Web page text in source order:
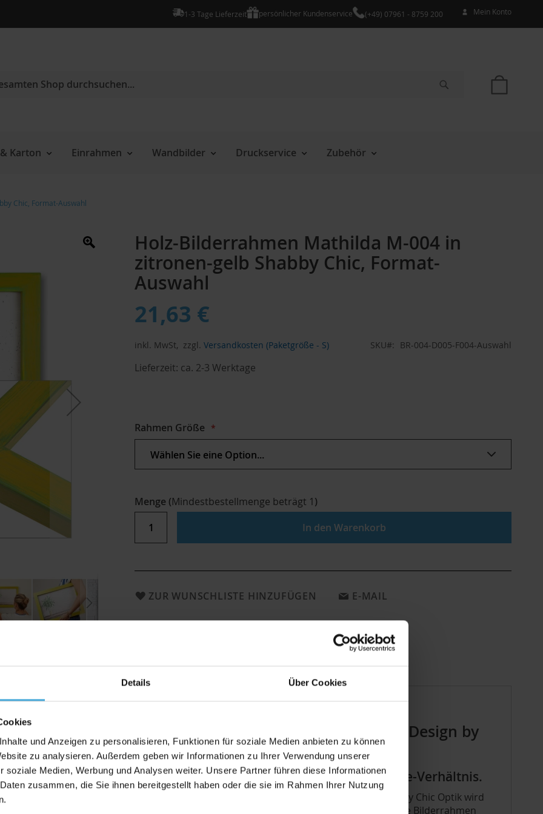
Details Über Cookies
und Anzeigen zu personalisieren, Funktionen für soziale Medien anbieten zu können
zu analysieren. Außerdem geben wir Informationen zu Ihrer Verwendung unserer
soziale Medien, Werbung und Analysen weiter. Unsere Partner führen diese Informationen
zusammen, die Sie ihnen bereitgestellt haben oder die sie im Rahmen Ihrer Nutzung
1-3 Tage Lieferzeit persönlicher Kundenservice (+49) 07961 - 8759 200 Mein Konto
Karton Einrahmen Wandbilder Druckservice Zubehör
Chic, Format-Auswahl
Holz-Bilderrahmen Mathilda M-004 in
zitronen-gelb Shabby Chic, Format-
Auswahl
21,63 €
inkl. MwSt, zzgl. Versandkosten (Paketgröße - S) SKU BR-004-D005-F004-Auswahl
Lieferzeit: ca. 2-3 Werktage
Rahmen Größe
Menge (Mindestbestellmenge beträgt 1)
In den Warenkorb
ZUR WUNSCHLISTE HINZUFÜGEN E-MAIL
Farbe zitronen-gelb mit Stilrichtung Shabby Chic - Design by
aus Holz mit großer Farbauswahl zu einem günstigen Preis-Werte-Verhältnis.
der Sehnsucht nach einem heimeligen, warmherzigen Wohnambiente. Für die Shabby Chic Optik wird
nachträglich angeschliffen. Die vielfältige Auswahl zarter Pastell-Töne fügen die Bilderrahmen